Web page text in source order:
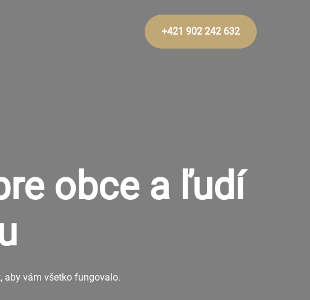
+421 902 242 632
obce a ľudí
aby vám všetko fungovalo.